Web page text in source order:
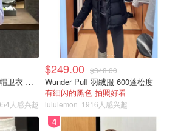
。
Arc'teryx Gamma 轻量连帽卫衣 女款
人感兴趣
$249.00 $348.00
Wunder Puff 羽绒服 600蓬松度
有细闪的黑色 拍照好看
lululemon 1916人感兴趣
4